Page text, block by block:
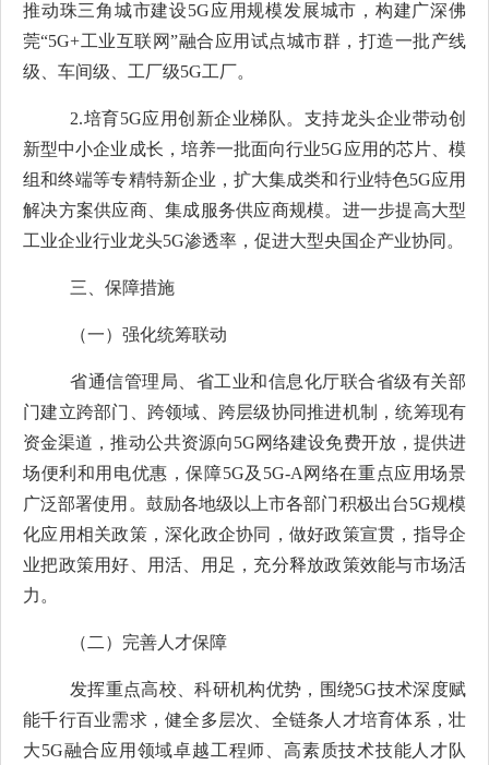
推动珠三角城市建设5G应用规模发展城市，构建广深佛
莞“5G+工业互联网”融合应用试点城市群，打造一批产线
级、车间级、工厂级5G工厂。
2.培育5G应用创新企业梯队。支持龙头企业带动创
新型中小企业成长，培养一批面向行业5G应用的芯片、模
组和终端等专精特新企业，扩大集成类和行业特色5G应用
解决方案供应商、集成服务供应商规模。进一步提高大型
工业企业行业龙头5G渗透率，促进大型央国企产业协同。
三、保障措施
（一）强化统筹联动
省通信管理局、省工业和信息化厅联合省级有关部
门建立跨部门、跨领域、跨层级协同推进机制，统筹现有
资金渠道，推动公共资源向5G网络建设免费开放，提供进
场便利和用电优惠，保障5G及 5G-A 网络在重点应用场景
广泛部署使用。鼓励各地级以上市各部门积极出台5G规模
化应用相关政策，深化政企协同，做好政策宣贯，指导企
业把政策用好、用活、用足，充分释放政策效能与市场活
力。
（二）完善人才保障
发挥重点高校、科研机构优势，围绕5G技术深度赋
能千行百业需求，健全多层次、全链条人才培育体系，壮
大5G融合应用领域卓越工程师、高素质技术技能人才队